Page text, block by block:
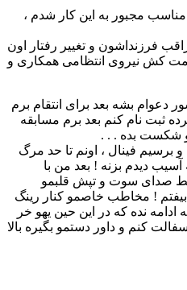
مجبور به این کار شدم ،
فرزنداشون و تغییر رفتار اون
کش نیروی انتظامی همکاری و
دعوام بشه بعد برای انتقام برم
ثبت نام کنم بعد برم مسابقه
شکست بده . . .
فینال ، اونم تا حد مرگ
دیدم بزنه ! بعد من با
صدای سوت و تپش قلبمو
! مخاطب خاصمو کنار رینگ
ادامه نده که در این حین یهو خر
کنم و داور دستمو بگیره بالا